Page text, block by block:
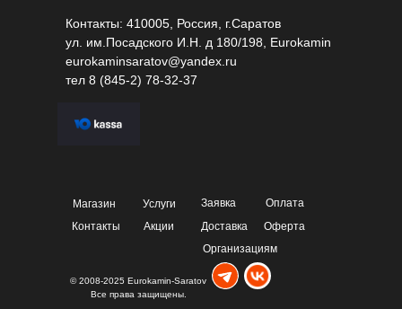
Контакты: 410005, Россия, г.Саратов
ул. им.Посадского И.Н. д 180/198, Eurokamin
eurokaminsaratov@yandex.ru
тел 8 (845-2) 78-32-37
Магазин
© 2008-2025 Eurokamin-Saratov
Все права защищены.
Услуги Заявка
Оплата
Акции
Контакты Доставка
Оферта
Организациям